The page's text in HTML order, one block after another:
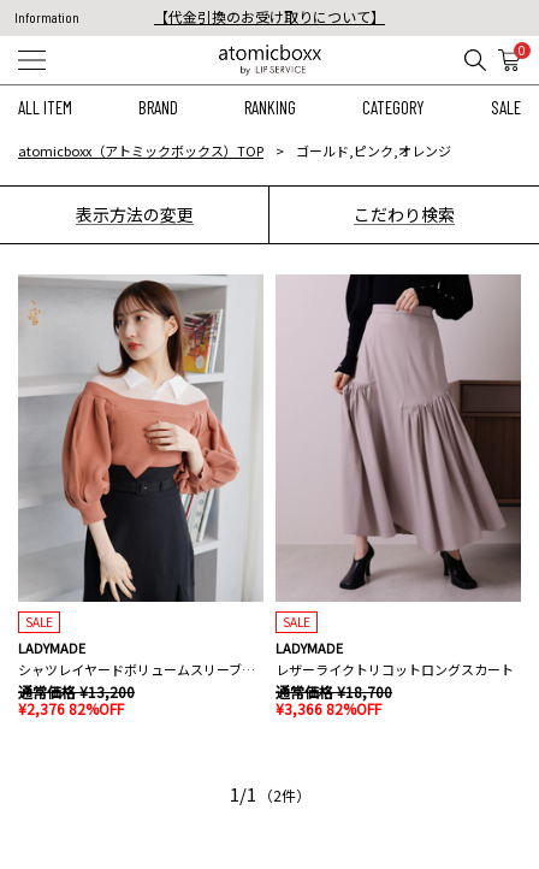
Information
【代金引換のお受け取りについて】
税込11,000円以上のご注文で送料無料！
0
ALL ITEM BRAND RANKING CATEGORY SALE
atomicboxx（アトミックボックス）TOP ゴールド,ピンク,オレンジ
表示方法の変更 こだわり検索
SALE
LADYMADE
シャツレイヤードボリュームスリーブニット
通常価格 ¥13,200
¥2,376 82%OFF
SALE
LADYMADE
レザーライクトリコットロングスカート
通常価格 ¥18,700
¥3,366 82%OFF
1/1 （2件）